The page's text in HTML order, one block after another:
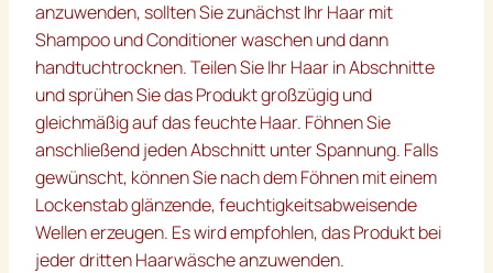
anzuwenden, sollten Sie zunächst Ihr Haar mit
Shampoo und Conditioner waschen und dann
handtuchtrocknen. Teilen Sie Ihr Haar in Abschnitte
und sprühen Sie das Produkt großzügig und
gleichmäßig auf das feuchte Haar. Föhnen Sie
anschließend jeden Abschnitt unter Spannung. Falls
gewünscht, können Sie nach dem Föhnen mit einem
Lockenstab glänzende, feuchtigkeitsabweisende
Wellen erzeugen. Es wird empfohlen, das Produkt bei
jeder dritten Haarwäsche anzuwenden.